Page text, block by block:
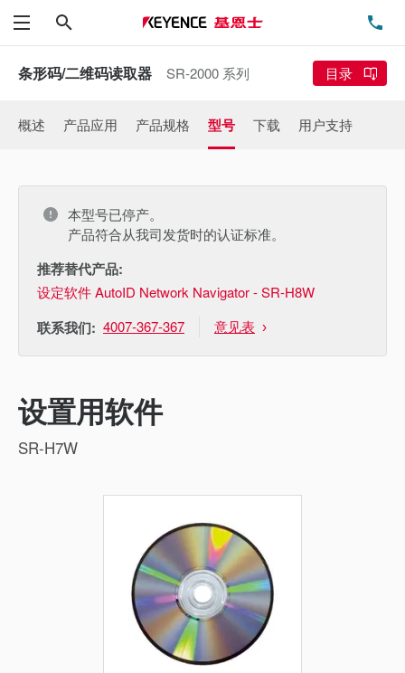
菜单
条形码/二维码读取器 SR-2000 系列 目录
概述 产品应用 产品规格 型号 下载 用户支持
本型号已停产。
产品符合从我司发货时的认证标准。
推荐替代产品:
设定软件 AutoID Network Navigator - SR-H8W
联系我们: 4007-367-367 意见表
设置用软件
SR-H7W